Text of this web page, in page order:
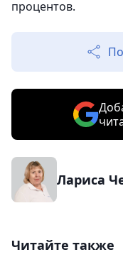
процентов.
Лариса
Читайте также